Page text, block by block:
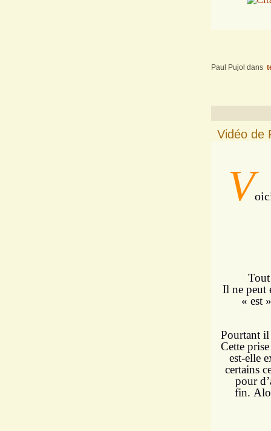
Paul Pujol dans
Vidéo de
V
Il ne peut
« est
Pourtant
Cette
est-elle
certains
pour
fin.